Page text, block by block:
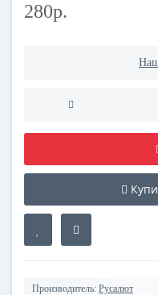
280р.
Производитель: Русалют